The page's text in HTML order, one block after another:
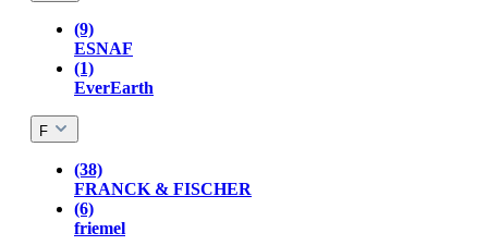
(9)
ESNAF
(1)
EverEarth
F
(38)
FRANCK & FISCHER
(6)
friemel